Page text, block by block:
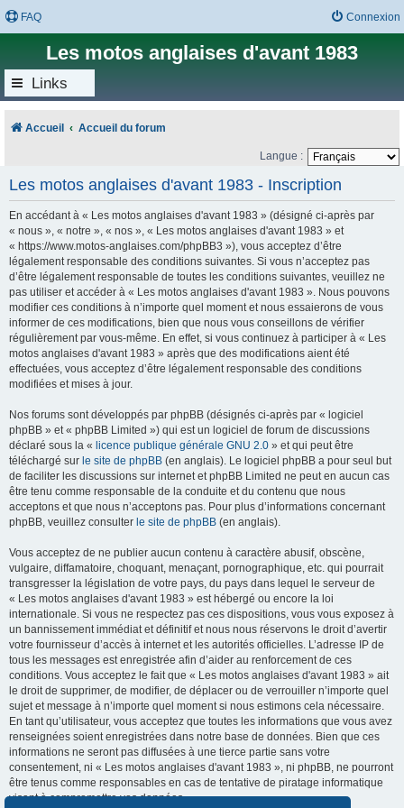
FAQ Connexion
Les motos anglaises d'avant 1983
Links
Accueil Accueil du forum
Langue :
Les motos anglaises d'avant 1983 - Inscription
En accédant à « Les motos anglaises d'avant 1983 » (désigné ci-après par
« nous », « notre », « nos », « Les motos anglaises d'avant 1983 » et
« https://www.motos-anglaises.com/phpBB3 »), vous acceptez d’être
légalement responsable des conditions suivantes. Si vous n’acceptez pas
d’être légalement responsable de toutes les conditions suivantes, veuillez ne
pas utiliser et accéder à « Les motos anglaises d'avant 1983 ». Nous pouvons
modifier ces conditions à n’importe quel moment et nous essaierons de vous
informer de ces modifications, bien que nous vous conseillons de vérifier
régulièrement par vous-même. En effet, si vous continuez à participer à « Les
motos anglaises d'avant 1983 » après que des modifications aient été
effectuées, vous acceptez d’être légalement responsable des conditions
modifiées et mises à jour.
Nos forums sont développés par phpBB (désignés ci-après par « logiciel
phpBB » et « phpBB Limited ») qui est un logiciel de forum de discussions
déclaré sous la « licence publique générale GNU 2.0 » et qui peut être
téléchargé sur le site de phpBB (en anglais). Le logiciel phpBB a pour seul but
de faciliter les discussions sur internet et phpBB Limited ne peut en aucun cas
être tenu comme responsable de la conduite et du contenu que nous
acceptons et que nous n’acceptons pas. Pour plus d’informations concernant
phpBB, veuillez consulter le site de phpBB (en anglais).
Vous acceptez de ne publier aucun contenu à caractère abusif, obscène,
vulgaire, diffamatoire, choquant, menaçant, pornographique, etc. qui pourrait
transgresser la législation de votre pays, du pays dans lequel le serveur de
« Les motos anglaises d'avant 1983 » est hébergé ou encore la loi
internationale. Si vous ne respectez pas ces dispositions, vous vous exposez à
un bannissement immédiat et définitif et nous nous réservons le droit d’avertir
votre fournisseur d’accès à internet et les autorités officielles. L’adresse IP de
tous les messages est enregistrée afin d’aider au renforcement de ces
conditions. Vous acceptez le fait que « Les motos anglaises d'avant 1983 » ait
le droit de supprimer, de modifier, de déplacer ou de verrouiller n’importe quel
sujet et message à n’importe quel moment si nous estimons cela nécessaire.
En tant qu’utilisateur, vous acceptez que toutes les informations que vous avez
renseignées soient enregistrées dans notre base de données. Bien que ces
informations ne seront pas diffusées à une tierce partie sans votre
consentement, ni « Les motos anglaises d'avant 1983 », ni phpBB, ne pourront
être tenus comme responsables en cas de tentative de piratage informatique
visant à compromettre vos données.